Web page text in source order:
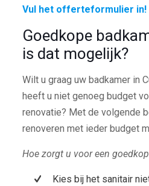
Vul het offerteformulier in!
Goedkope
is dat mogelijk?
Wilt u graag uw badkamer in
heeft u niet genoeg budget
renovatie? Met de volgende
renoveren met ieder budget
Hoe zorgt u voor een
Kies bij het sanitair